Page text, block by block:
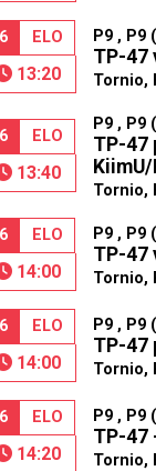
ELO
13:20
P9 , P9
TP-47
Tornio,
ELO
13:40
P9 , P9
TP-47
Tornio,
ELO
14:00
P9 , P9
TP-47
Tornio,
ELO
14:00
P9 , P9
TP-47
Tornio,
ELO
14:20
P9 , P9
TP-47
Tornio,